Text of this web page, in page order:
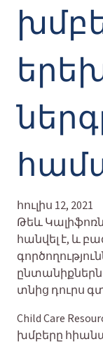
հուլիս 12, 2021
Թեև
հանվել է, և
տնից դուրս
Child Care
խմբերը